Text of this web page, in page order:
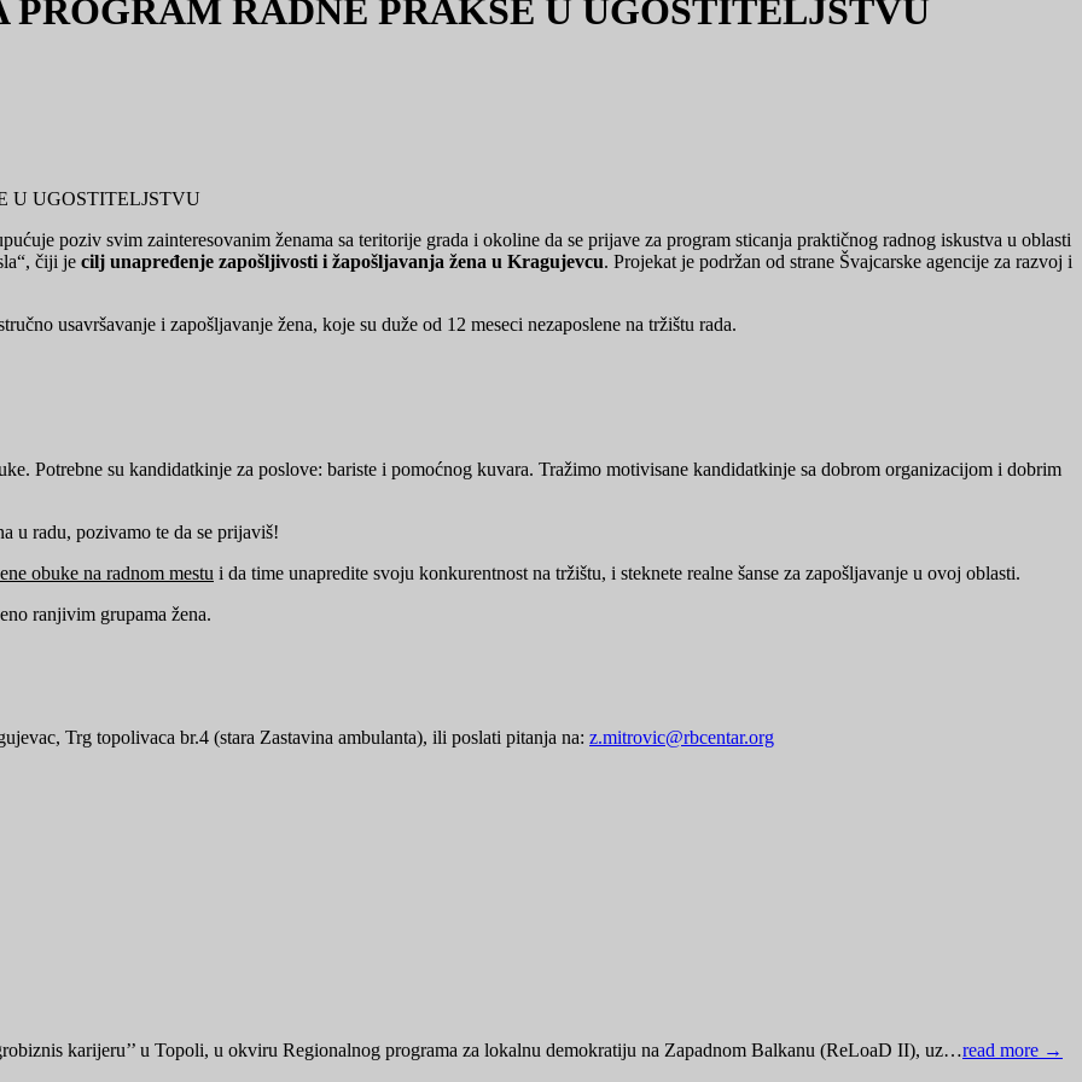
RADNE PRAKSE U UGOSTITELJSTVU
poziv svim zainteresovanim ženama sa teritorije grada i okoline da se prijave za program sticanja praktičnog radnog iskustva u oblasti
čiji je cilj unapređenje zapošljivosti i žapošljavanja žena u Kragujevcu. Projekat je podržan od strane Švajcarske agencije za razvoj i
usavršavanje i zapošljavanje žena, koje su duže od 12 meseci nezaposlene na tržištu rada.
Potrebne su kandidatkinje za poslove: bariste i pomoćnog kuvara. Tražimo motivisane kandidatkinje sa dobrom organizacijom i dobrim
u radu, pozivamo te da se prijaviš!
obuke na radnom mestu i da time unapredite svoju konkurentnost na tržištu, i steknete realne šanse za zapošljavanje u ovoj oblasti.
ranjivim grupama žena.
Trg topolivaca br.4 (stara Zastavina ambulanta), ili poslati pitanja na: z.mitrovic@rbcentar.org
karijeru’’ u Topoli, u okviru Regionalnog programa za lokalnu demokratiju na Zapadnom Balkanu (ReLoaD II), uz…read more →